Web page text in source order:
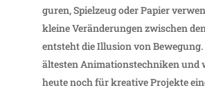
guren, Spiel­zeug oder Papier
kleine Verän­de­rungen zwischen
entsteht die Illu­sion von Bewe­gung.
ältesten Anima­ti­ons­tech­niken und
heute noch für krea­tive Projekte